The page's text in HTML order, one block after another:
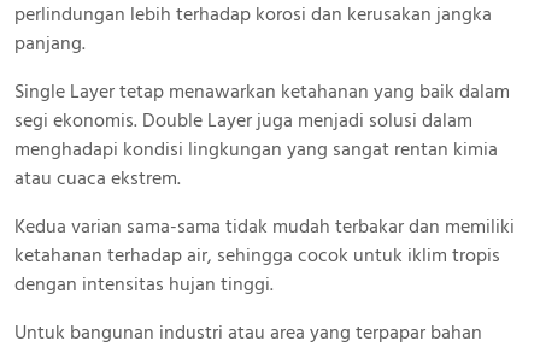
perlindungan lebih terhadap korosi dan kerusakan jangka
panjang.
Single Layer tetap menawarkan ketahanan yang baik dalam
segi ekonomis. Double Layer juga menjadi solusi dalam
menghadapi kondisi lingkungan yang sangat rentan kimia
atau cuaca ekstrem.
Kedua varian sama-sama tidak mudah terbakar dan memiliki
ketahanan terhadap air, sehingga cocok untuk iklim tropis
dengan intensitas hujan tinggi.
Untuk bangunan industri atau area yang terpapar bahan